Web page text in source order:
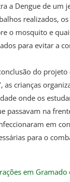
a Dengue de um
realizados,
o mosquito e
para evitar a
do projeto
as crianças
onde os
passavam na
em
para o
em Gramado